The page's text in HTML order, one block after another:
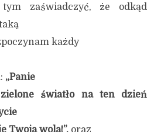
zaświadczyć, że odkąd
każdy
„Panie
światło na ten dzień
Twoja wola!”, oraz